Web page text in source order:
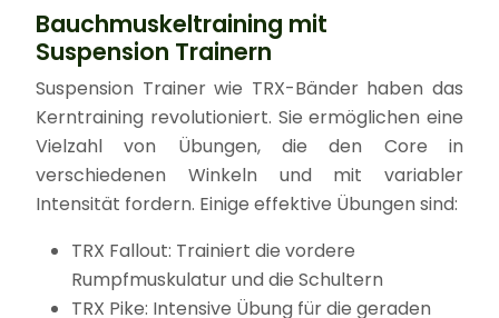
Bauchmuskeltraining mit
Suspension Trainern
Suspension Trainer wie TRX-Bänder haben das
Kerntraining revolutioniert. Sie ermöglichen eine
Vielzahl von Übungen, die den Core in
verschiedenen Winkeln und mit variabler
Intensität fordern. Einige effektive Übungen sind:
TRX Fallout: Trainiert die vordere
Rumpfmuskulatur und die Schultern
TRX Pike: Intensive Übung für die geraden